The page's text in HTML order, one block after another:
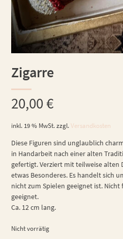
Zigarre
20,00€
inkl. 19 % MwSt. zzgl.Versandkosten
Diese Figuren sind unglaublich
in Handarbeit nach einer alten
gefertigt. Verziert mit teilweise alten
etwas Besonderes. Es handelt sich
nicht zum Spielen geeignet ist.
geeignet.
Ca. 12 cm lang.
Nicht vorrätig